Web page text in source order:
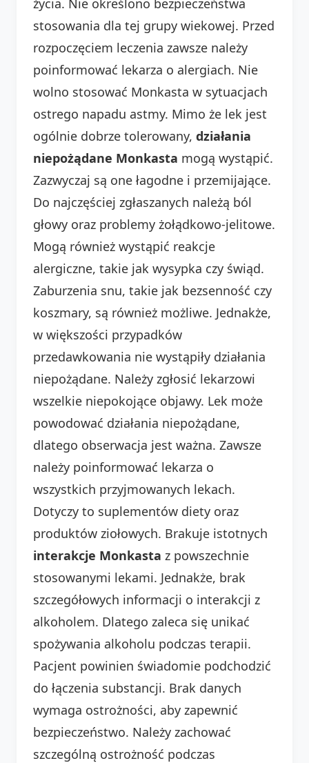
stosowania dla tej grupy wiekowej. Przed
rozpoczęciem leczenia zawsze należy
poinformować lekarza o alergiach. Nie
wolno stosować Monkasta w sytuacjach
ostrego napadu astmy. Mimo że lek jest
ogólnie dobrze tolerowany, działania
niepożądane Monkasta mogą wystąpić.
Zazwyczaj są one łagodne i przemijające.
Do najczęściej zgłaszanych należą ból
głowy oraz problemy żołądkowo-jelitowe.
Mogą również wystąpić reakcje
alergiczne, takie jak wysypka czy świąd.
Zaburzenia snu, takie jak bezsenność czy
koszmary, są również możliwe. Jednakże,
w większości przypadków
przedawkowania nie wystąpiły działania
niepożądane. Należy zgłosić lekarzowi
wszelkie niepokojące objawy. Lek może
powodować działania niepożądane,
dlatego obserwacja jest ważna. Zawsze
należy poinformować lekarza o
wszystkich przyjmowanych lekach.
Dotyczy to suplementów diety oraz
produktów ziołowych. Brakuje istotnych
interakcje Monkasta z powszechnie
stosowanymi lekami. Jednakże, brak
szczegółowych informacji o interakcji z
alkoholem. Dlatego zaleca się unikać
spożywania alkoholu podczas terapii.
Pacjent powinien świadomie podchodzić
do łączenia substancji. Brak danych
wymaga ostrożności, aby zapewnić
bezpieczeństwo. Należy zachować
szczególną ostrożność podczas